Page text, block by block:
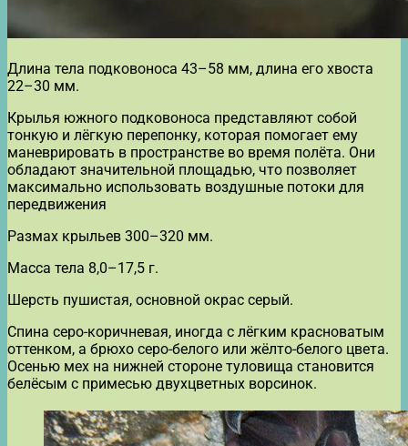
Длина тела подковоноса 43–58 мм, длина его хвоста
22–30 мм.
Крылья южного подковоноса представляют собой
тонкую и лёгкую перепонку, которая помогает ему
маневрировать в пространстве во время полёта. Они
обладают значительной площадью, что позволяет
максимально использовать воздушные потоки для
передвижения
Размах крыльев 300–320 мм.
Масса тела 8,0–17,5 г.
Шерсть пушистая, основной окрас серый.
Спина серо-коричневая, иногда с лёгким красноватым
оттенком, а брюхо серо-белого или жёлто-белого цвета.
Осенью мех на нижней стороне туловища становится
белёсым с примесью двухцветных ворсинок.